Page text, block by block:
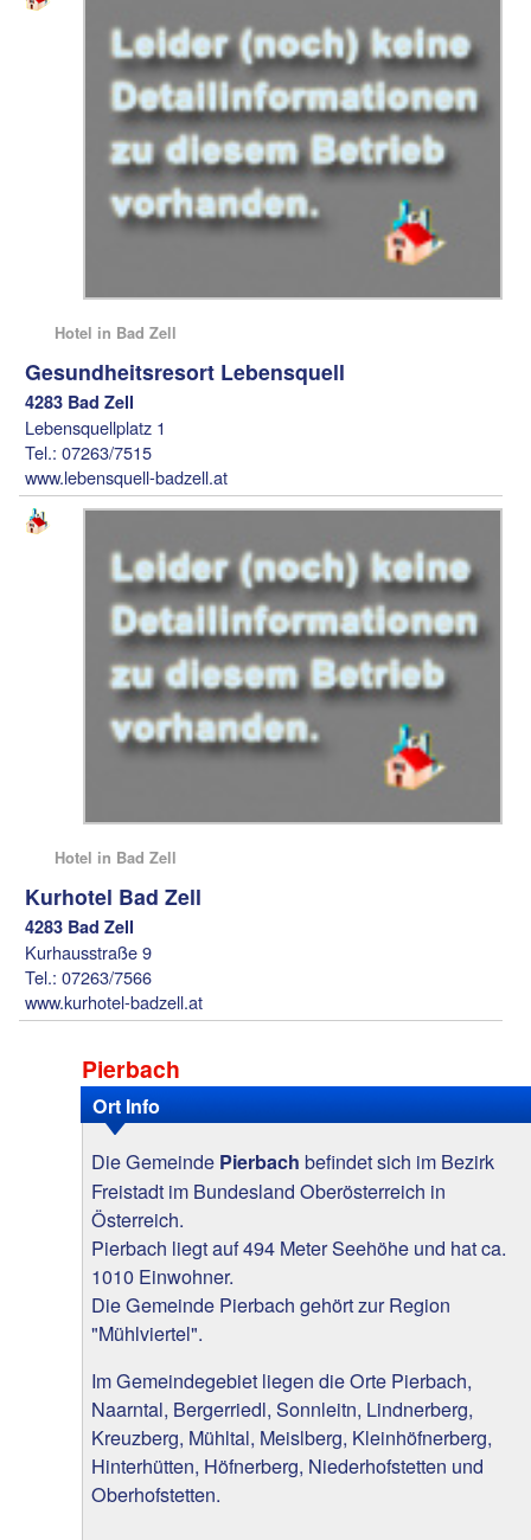
Hotel in Bad Zell
Gesundheitsresort Lebensquell
4283 Bad Zell
Lebensquellplatz 1
Tel.: 07263/7515
www.lebensquell-badzell.at
Hotel in Bad Zell
Kurhotel Bad Zell
4283 Bad Zell
Kurhausstraße 9
Tel.: 07263/7566
www.kurhotel-badzell.at
Pierbach
Ort Info
Die Gemeinde Pierbach befindet sich im Bezirk
Freistadt im Bundesland Oberösterreich in
Österreich.
Pierbach liegt auf 494 Meter Seehöhe und hat ca.
1010 Einwohner.
Die Gemeinde Pierbach gehört zur Region
"Mühlviertel".
Im Gemeindegebiet liegen die Orte Pierbach,
Naarntal, Bergerriedl, Sonnleitn, Lindnerberg,
Kreuzberg, Mühltal, Meislberg, Kleinhöfnerberg,
Hinterhütten, Höfnerberg, Niederhofstetten und
Oberhofstetten.